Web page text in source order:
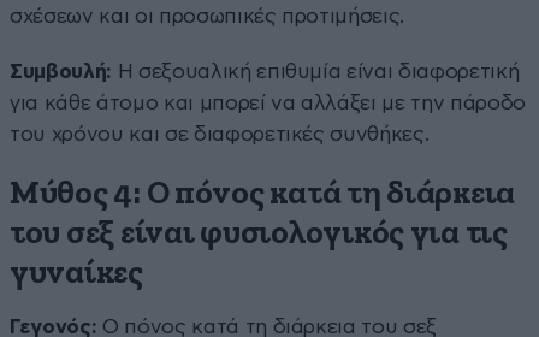
σχέσεων και οι προσωπικές προτιμήσεις.
Συμβουλή: Η σεξουαλική επιθυμία είναι διαφορετική
για κάθε άτομο και μπορεί να αλλάξει με την πάροδο
του χρόνου και σε διαφορετικές συνθήκες.
Μύθος 4: Ο πόνος κατά τη διάρκεια
του σεξ είναι φυσιολογικός για τις
γυναίκες
Γεγονός: Ο πόνος κατά τη διάρκεια του σεξ